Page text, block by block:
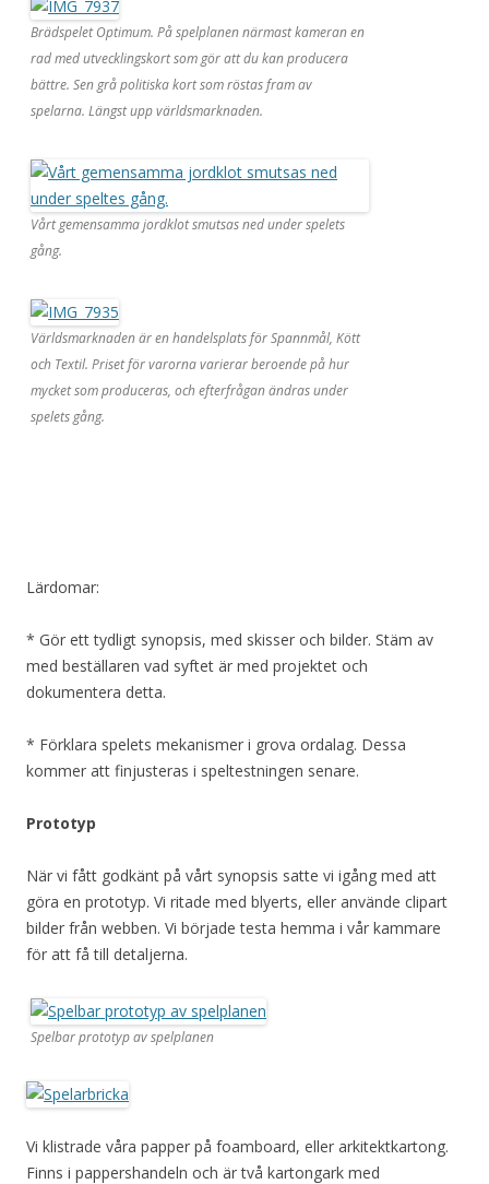
Brädspelet Optimum. På spelplanen närmast kameran en
rad med utvecklingskort som gör att du kan producera
bättre. Sen grå politiska kort som röstas fram av
spelarna. Längst upp världsmarknaden.
Vårt gemensamma jordklot smutsas ned under spelets
gång.
Världsmarknaden är en handelsplats för Spannmål, Kött
och Textil. Priset för varorna varierar beroende på hur
mycket som produceras, och efterfrågan ändras under
spelets gång.
Lärdomar:
* Gör ett tydligt synopsis, med skisser och bilder. Stäm av
med beställaren vad syftet är med projektet och
dokumentera detta.
* Förklara spelets mekanismer i grova ordalag. Dessa
kommer att finjusteras i speltestningen senare.
Prototyp
När vi fått godkänt på vårt synopsis satte vi igång med att
göra en prototyp. Vi ritade med blyerts, eller använde clipart
bilder från webben. Vi började testa hemma i vår kammare
för att få till detaljerna.
Spelbar prototyp av spelplanen
Vi klistrade våra papper på foamboard, eller arkitektkartong.
Finns i pappershandeln och är två kartongark med